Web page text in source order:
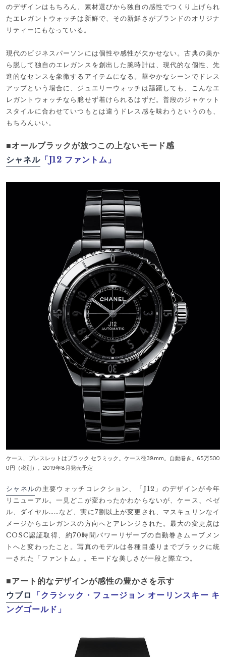
のデザインはもちろん、素材選びから独自の感性でつくり上げられ
たエレガントウォッチは新鮮で、その新鮮さがブランドのオリジナ
リティーにもなっている。
現代のビジネスパーソンには個性や感性が欠かせない。古典の美か
ら脱して独自のエレガンスを創出した腕時計は、現代的な個性、先
進的なセンスを象徴するアイテムになる。華やかなシーンでドレス
アップという場合に、ジュエリーウォッチは躊躇しても、こんなエ
レガントウォッチなら臆せず着けられるはずだ。普段のジャケット
スタイルに合わせていつもとは違うドレス感を味わうというのも、
もちろんいい。
■オールブラックが放つこの上ないモード感
シャネル 「J12 ファントム」
ケース、ブレスレットはブラック セラミック。ケース径38mm。自動巻き。65万500
0円（税別）。2019年8月発売予定
シャネルの主要ウォッチコレクション、「J12」のデザインが今年
リニューアル。一見どこが変わったかわからないが、ケース、ベゼ
ル、ダイヤル……など、実に7割以上が変更され、マスキュリンなイ
メージからエレガンスの方向へとアレンジされた。最大の変更点は
COSC認証取得、約70時間パワーリザーブの自動巻きムーブメン
トへと変わったこと。写真のモデルは各種目盛りまでブラックに統
一された「ファントム」。モードな美しさが一段と際立つ。
■アート的なデザインが感性の豊かさを示す
ウブロ
「クラシック・フュージョン オーリンスキー キ
ングゴールド」